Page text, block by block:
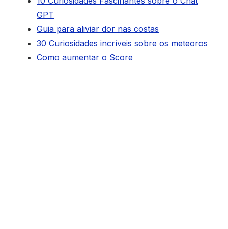
GPT
Guia para aliviar dor nas costas
30 Curiosidades incríveis sobre os meteoros
Como aumentar o Score